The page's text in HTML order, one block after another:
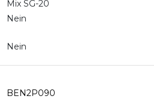
Mix SG-20
Nein
Nein
BEN2P090